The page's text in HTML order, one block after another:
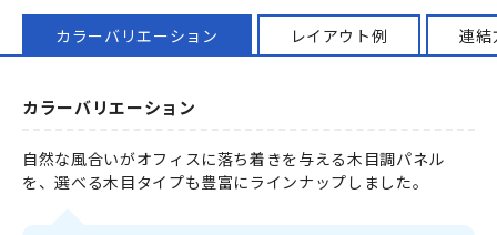
カラーバリエーション レイアウト例 連結
カラーバリエーション
自然な風合いがオフィスに落ち着きを与える木目調パネル
を、選べる木目タイプも豊富にラインナップしました。